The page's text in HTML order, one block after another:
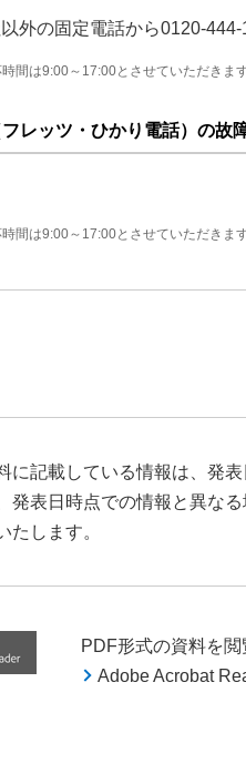
外の固定電話から0120-444-
間は9:00～17:00とさせていただきま
レッツ・ひかり電話）の故
間は9:00～17:00とさせていただきま
に記載している情報は、発
発表日時点での情報と異な
たします。
PDF形式の資料を
Adobe Acrobat